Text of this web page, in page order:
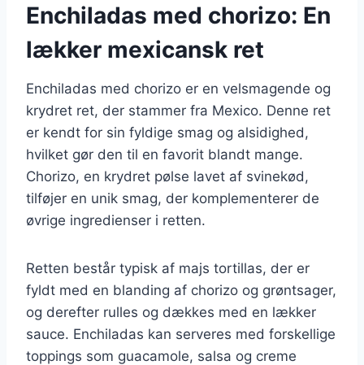
Enchiladas med chorizo: En
lækker mexicansk ret
Enchiladas med chorizo er en velsmagende og
krydret ret, der stammer fra Mexico. Denne ret
er kendt for sin fyldige smag og alsidighed,
hvilket gør den til en favorit blandt mange.
Chorizo, en krydret pølse lavet af svinekød,
tilføjer en unik smag, der komplementerer de
øvrige ingredienser i retten.
Retten består typisk af majs tortillas, der er
fyldt med en blanding af chorizo og grøntsager,
og derefter rulles og dækkes med en lækker
sauce. Enchiladas kan serveres med forskellige
toppings som guacamole, salsa og creme